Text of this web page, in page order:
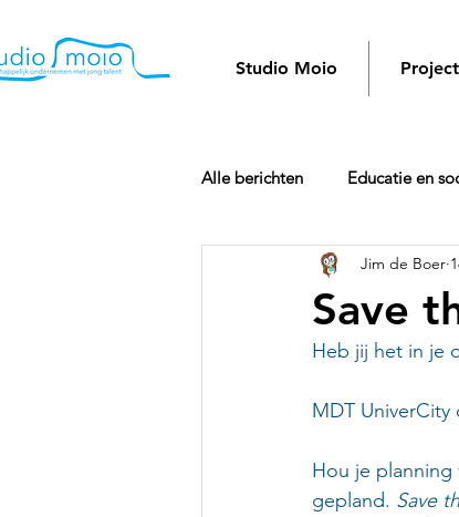
Studio Moio
Alle berichten Educatie en
Doorbraak
Save
Jim de Boer
Heb jij het in je
MDT
Hou je planning
gepland. Save